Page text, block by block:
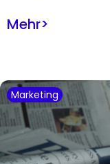
Mehr>
Marketing